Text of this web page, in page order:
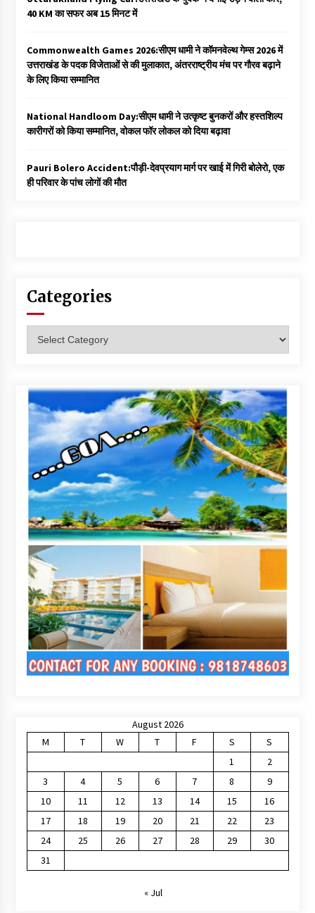
40 KM का सफर अब 15 मिनट में
Commonwealth Games 2026:सीएम धामी ने कॉमनवेल्थ गेम्स 2026 में
उत्तराखंड के पदक विजेताओं से की मुलाकात, अंतरराष्ट्रीय मंच पर गौरव बढ़ाने
के लिए किया सम्मानित
National Handloom Day:सीएम धामी ने उत्कृष्ट बुनकरों और हस्तशिल्प
कारीगरों को किया सम्मानित, वोकल फॉर लोकल को दिया बढ़ावा
Pauri Bolero Accident:पौड़ी-देवप्रयाग मार्ग पर खाई में गिरी बोलेरो, एक
ही परिवार के पांच लोगों की मौत
Categories
August 2026
M
T W T F S
S
1
2
3
4 5 6 7 8
9
10
11 12 13 14 15
16
17
18 19 20 21 22
23
24
25 26 27 28 29
30
31
« Jul